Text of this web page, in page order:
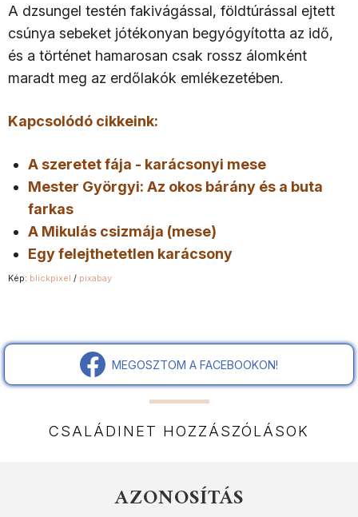
A dzsungel testén fakivágással, földtúrással ejtett
csúnya sebeket jótékonyan begyógyította az idő,
és a történet hamarosan csak rossz álomként
maradt meg az erdőlakók emlékezetében.
Kapcsolódó cikkeink:
A szeretet fája - karácsonyi mese
Mester Györgyi: Az okos bárány és a buta
farkas
A Mikulás csizmája (mese)
Egy felejthetetlen karácsony
Kép: blickpixel / pixabay
MEGOSZTOM A FACEBOOKON!
CSALÁDINET HOZZÁSZÓLÁSOK
AZONOSÍTÁS